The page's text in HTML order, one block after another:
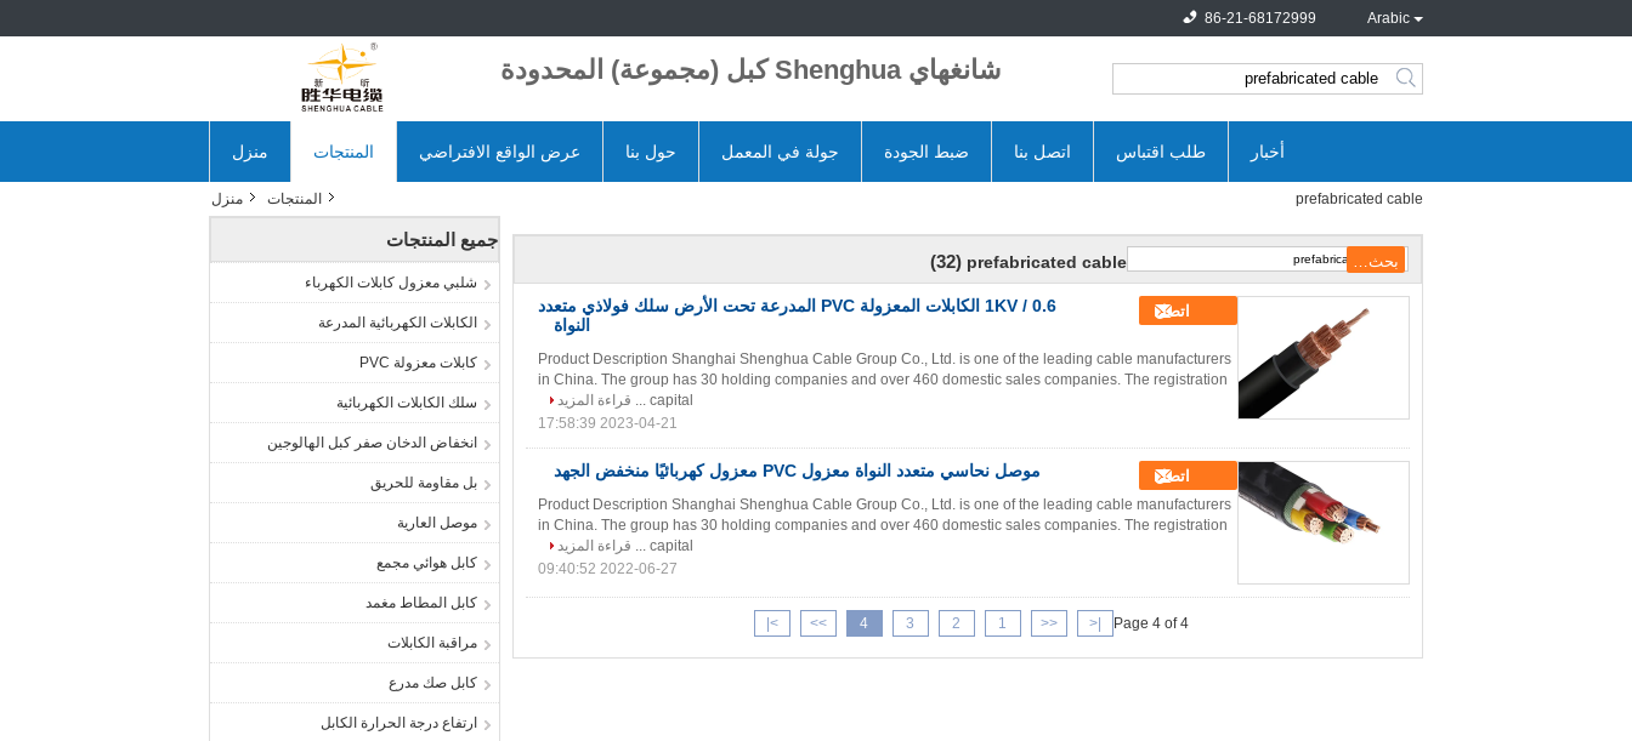
Arabic
86-21-68172999
شانغهاي Shenghua كبل (مجموعة) المحدودة
search
منزل المنتجات عرض الواقع الافتراضي حول بنا جولة في المعمل ضبط الجودة اتصل بنا طلب اقتباس أخبار
منزل المنتجات prefabricated cable
جميع المنتجات
شلبي معزول كابلات الكهرباء
الكابلات الكهربائية المدرعة
كابلات معزولة PVC
سلك الكابلات الكهربائية
انخفاض الدخان صفر كبل الهالوجين
بل مقاومة للحريق
موصل العارية
كابل هوائي مجمع
كابل المطاط مغمد
مراقبة الكابلات
كابل صك مدرع
ارتفاع درجة الحرارة الكابل
prefabricated cable
(32)
0.6 / 1KV الكابلات المعزولة PVC المدرعة تحت الأرض سلك فولاذي متعدد
النواة
اتصل
Product Description Shanghai Shenghua Cable Group Co., Ltd. is one of the leading cable manufacturers
in China. The group has 30 holding companies and over 460 domestic sales companies. The registration
capital ...
قراءة المزيد
2023-04-21 17:58:39
موصل نحاسي متعدد النواة معزول PVC معزول كهربائيًا منخفض الجهد اتصل
Product Description Shanghai Shenghua Cable Group Co., Ltd. is one of the leading cable manufacturers
in China. The group has 30 holding companies and over 460 domestic sales companies. The registration
capital ...
قراءة المزيد
2022-06-27 09:40:52
Page 4 of 4
|<
<<
1
2
3
4
>>
>|